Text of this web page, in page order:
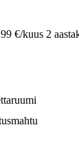
€/kuus 2